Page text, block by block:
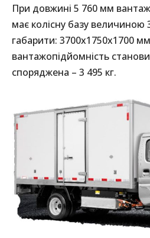
При довжині 5 760 мм
має колісну базу величиною
габарити: 3700x1750x1700
вантажопідйомність
споряджена – 3 495 кг.